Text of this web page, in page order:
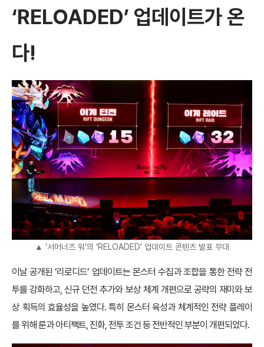
‘RELOADED’ 업데이트가 온
다!
▲ ‘서머너즈 워’의 ‘RELOADED’ 업데이트 콘텐츠 발표 무대
이날 공개된 ‘리로디드’ 업데이트는 몬스터 수집과 조합을 통한 전략 전
투를 강화하고, 신규 던전 추가와 보상 체계 개편으로 공략의 재미와 보
상 획득의 효율성을 높였다. 특히 몬스터 육성과 체계적인 전략 플레이
를 위해 룬과 아티팩트, 진화, 전투 조건 등 전반적인 부분이 개편되었다.